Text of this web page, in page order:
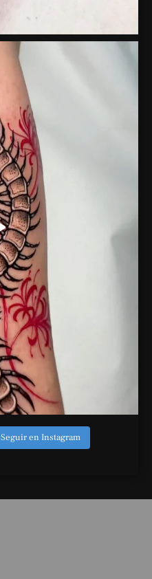
Seguir en Instagram